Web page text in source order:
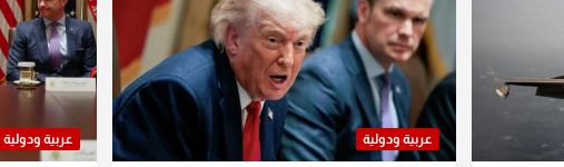
عربية ودولية عربية ودولية